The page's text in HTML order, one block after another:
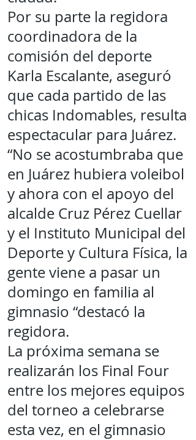
Por su parte la regidora
coordinadora de la
comisión del deporte
Karla Escalante, aseguró
que cada partido de las
chicas Indomables, resulta
espectacular para Juárez.
“No se acostumbraba que
en Juárez hubiera voleibol
y ahora con el apoyo del
alcalde Cruz Pérez Cuellar
y el Instituto Municipal del
Deporte y Cultura Física, la
gente viene a pasar un
domingo en familia al
gimnasio “destacó la
regidora.
La próxima semana se
realizarán los Final Four
entre los mejores equipos
del torneo a celebrarse
esta vez, en el gimnasio